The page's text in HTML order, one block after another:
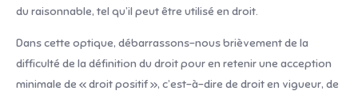
du raisonnable, tel qu’il peut être utilisé en droit.
Dans cette optique, débarrassons-nous brièvement de la
difficulté de la définition du droit pour en retenir une acception
minimale de « droit positif », c’est-à-dire de droit en vigueur, de